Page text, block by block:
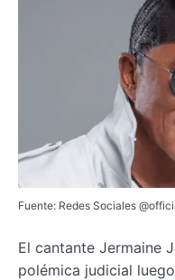
Fuente: Redes Sociales
El cantante Jermaine
polémica judicial